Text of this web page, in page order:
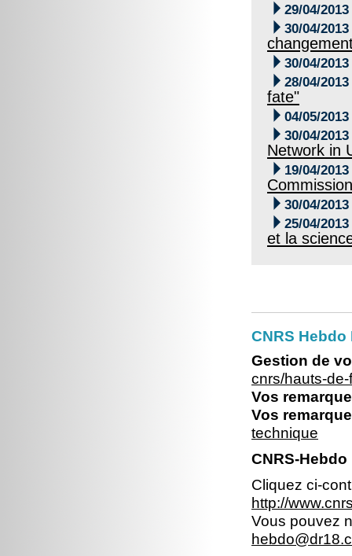
 29/04/2013
 30/04/2013
 30/04/2013
 28/04/2013
fate"
 04/05/2013
 30/04/2013
Network in
 19/04/2013
 30/04/2013
 25/04/2013
et la
CNRS
Gestion de
cnrs/hauts-
Vos
Vos
technique
CNRS-
Cliquez ci-
http://
Vous pouvez